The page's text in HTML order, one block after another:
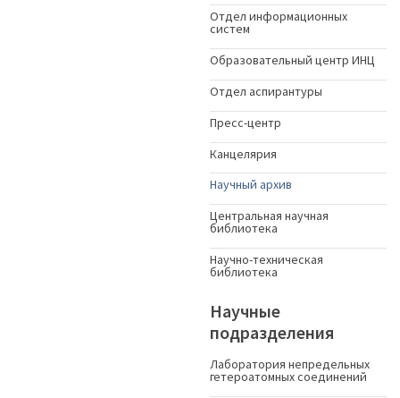
Отдел информационных
систем
Образовательный центр ИНЦ
Отдел аспирантуры
Пресс-центр
Канцелярия
Научный архив
Центральная научная
библиотека
Научно-техническая
библиотека
Научные
подразделения
Лаборатория непредельных
гетероатомных соединений